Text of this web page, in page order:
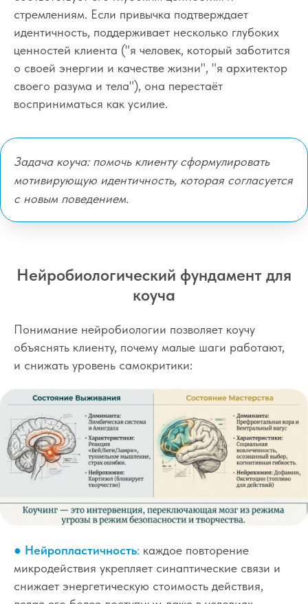
стремлениям. Если привычка подтверждает
идентичность, поддерживает несколько глубоких
ценностей клиента ("я человек, который заботится
о своей энергии и качестве жизни", "я архитектор
своего разума и тела"), она перестаёт
восприниматься как усилие.
Задача коуча: помочь клиенту сформулировать
мотивирующую идентичность, которая согласуется
с новым поведением.
Нейробиологический фундамент для
коуча
Понимание нейробиологии позволяет коучу
объяснять клиенту, почему малые шаги работают,
и снижать уровень самокритики:
● Нейропластичность: каждое повторение
микродействия укрепляет синаптические связи и
снижает энергетическую стоимость действия,